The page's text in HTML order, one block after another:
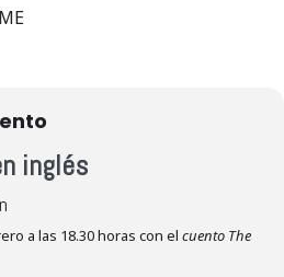
inglés
a las 18.30 horas con el cuento The